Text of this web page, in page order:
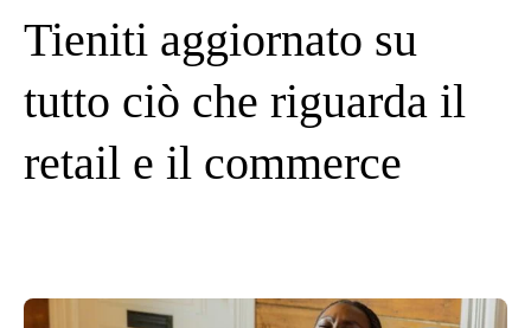
Tieniti aggiornato su
tutto ciò che riguarda il
retail e il commerce